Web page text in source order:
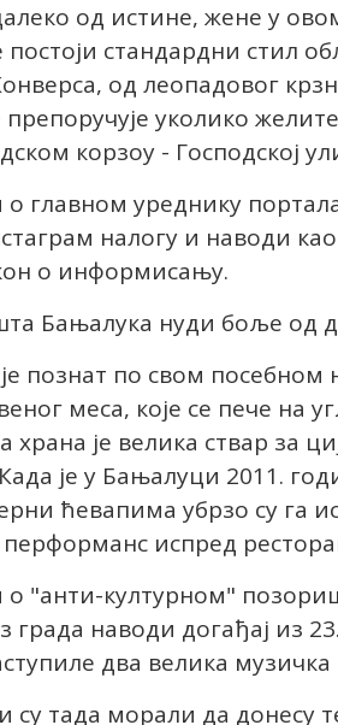
од истине, жене у
стандардни стил
од леопадовог
препоручује уколико
корзоу - Господској
главном уреднику
налогу и наводи
о информисању.
Бањалука нуди боље од
познат по свом
меса, које се пече на
храна је велика ствар за
је у Бањалуци 2011.
ћевапима убрзо су га
испред
"анти-културном"
града наводи догађај из
два велика
тада морали да донесу